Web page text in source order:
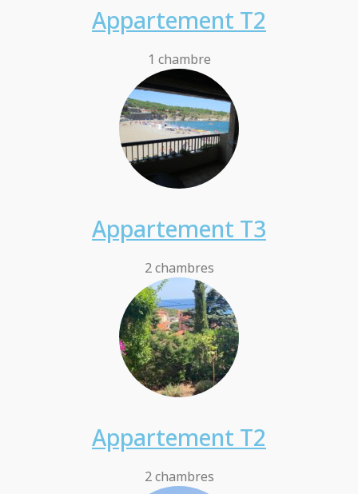
Appartement T2
1 chambre
Appartement T3
2 chambres
Appartement T2
2 chambres